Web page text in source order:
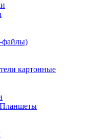
файлы)
картонные